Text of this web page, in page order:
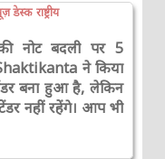
डेस्क राष्ट्रीय
नोट बदली पर 5
ने किया
बना हुआ है, लेकिन
नहीं रहेंगे। आप भी